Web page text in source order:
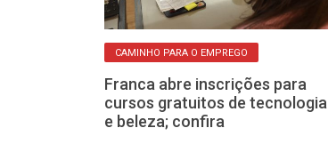
CAMINHO PARA O EMPREGO
Franca abre inscrições para
cursos gratuitos de tecnologia
e beleza; confira